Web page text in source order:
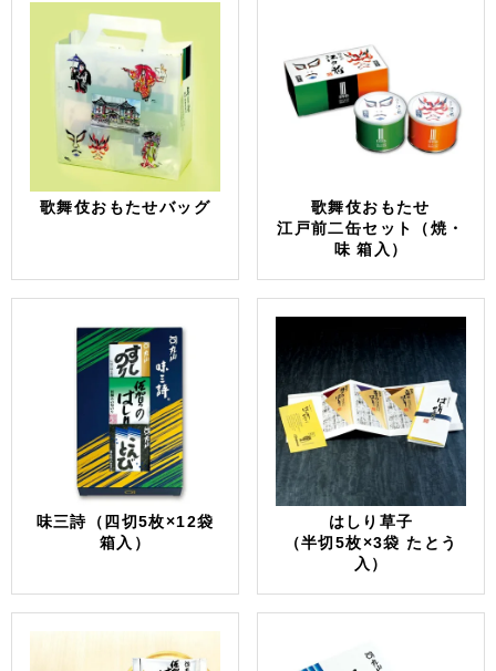
歌舞伎おもたせバッグ
歌舞伎おもたせ
江戸前二缶セット（焼・
味 箱入）
味三詩（四切5枚×12袋
箱入）
はしり草子
（半切5枚×3袋 たとう
入）